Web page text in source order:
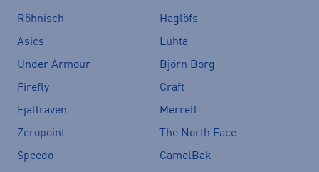
Röhnisch
Haglöfs
Asics
Luhta
Under Armour
Björn Borg
Firefly
Craft
Fjällräven
Merrell
Zeropoint
The North Face
Speedo
CamelBak